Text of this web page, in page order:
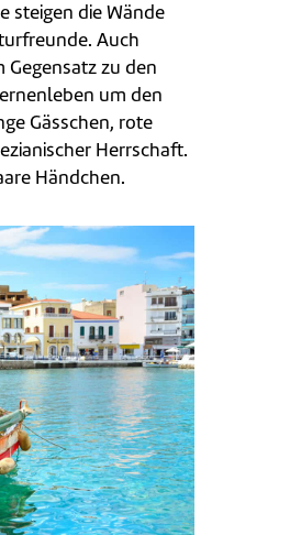
steigen die Wände
Auch
zu den
um den
Gässchen, rote
Herrschaft.
Händchen.